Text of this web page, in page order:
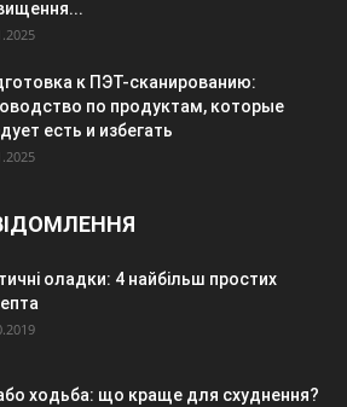
к ПЭТ-сканированию:
по продуктам, которые
есть и избегать
оладки: 4 найбільш простих
або ходьба: що краще для схуднення?